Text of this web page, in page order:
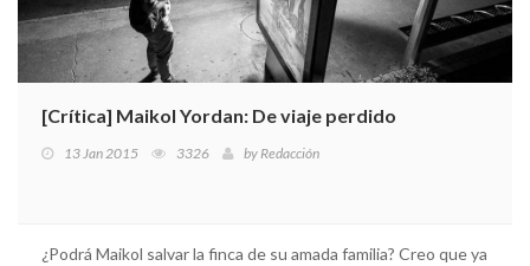
[Crítica] Maikol Yordan: De viaje perdido
13 Jan 2015 3326 byRedacción
¿Podrá Maikol salvar la finca de su amada familia? Creo que ya